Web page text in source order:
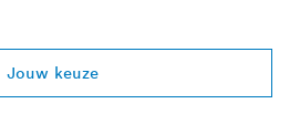
Jouw keuze